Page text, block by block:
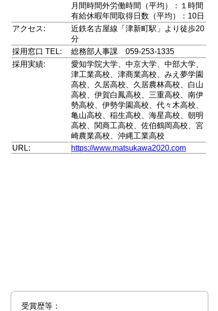
月間時間外労働時間（平均）：１時間
有給休暇年間取得日数（平均）：10日
アクセス:
近鉄名古屋線「津新町駅」より徒歩20
分
採用窓口 TEL:
総務部人事課 059-253-1335
採用実績:
愛知学院大学、中京大学、中部大学、
津工業高校、津商業高校、みえ夢学園
高校、久居高校、久居農林高校、白山
高校、伊賀白鳳高校、三重高校、南伊
勢高校、伊勢学園高校、代々木高校、
亀山高校、稲生高校、海星高校、朝明
高校、関商工高校、佐伯鶴岡高校、宮
崎農業高校、沖縄工業高校
URL:
https://www.matsukawa2020.com
受賞歴等：